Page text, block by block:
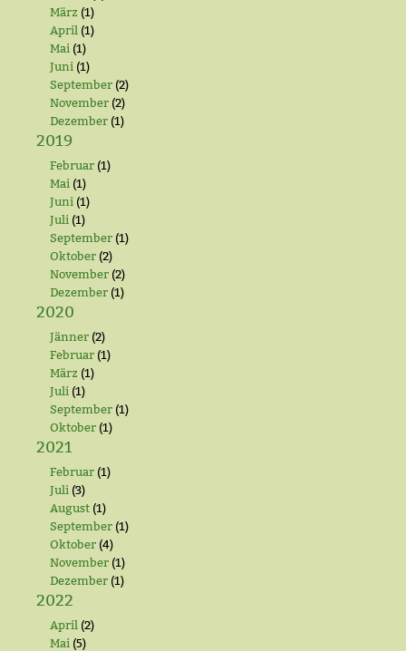
März (1)
April (1)
Mai (1)
Juni (1)
September (2)
November (2)
Dezember (1)
2019
Februar (1)
Mai (1)
Juni (1)
Juli (1)
September (1)
Oktober (2)
November (2)
Dezember (1)
2020
Jänner (2)
Februar (1)
März (1)
Juli (1)
September (1)
Oktober (1)
2021
Februar (1)
Juli (3)
August (1)
September (1)
Oktober (4)
November (1)
Dezember (1)
2022
April (2)
Mai (5)